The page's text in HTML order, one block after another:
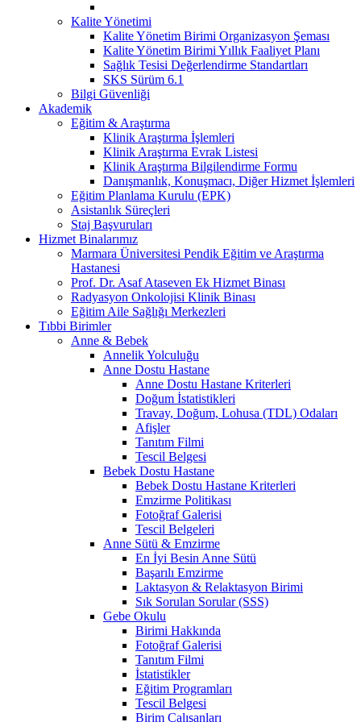
Kalite Yönetimi
Kalite Yönetim Birimi Organizasyon Şeması
Kalite Yönetim Birimi Yıllık Faaliyet Planı
Sağlık Tesisi Değerlendirme Standartları
SKS Sürüm 6.1
Bilgi Güvenliği
Akademik
Eğitim & Araştırma
Klinik Araştırma İşlemleri
Klinik Araştırma Evrak Listesi
Klinik Araştırma Bilgilendirme Formu
Danışmanlık, Konuşmacı, Diğer Hizmet İşlemleri
Eğitim Planlama Kurulu (EPK)
Asistanlık Süreçleri
Staj Başvuruları
Hizmet Binalarımız
Marmara Üniversitesi Pendik Eğitim ve Araştırma
Hastanesi
Prof. Dr. Asaf Ataseven Ek Hizmet Binası
Radyasyon Onkolojisi Klinik Binası
Eğitim Aile Sağlığı Merkezleri
Tıbbi Birimler
Anne & Bebek
Annelik Yolculuğu
Anne Dostu Hastane
Anne Dostu Hastane Kriterleri
Doğum İstatistikleri
Travay, Doğum, Lohusa (TDL) Odaları
Afişler
Tanıtım Filmi
Tescil Belgesi
Bebek Dostu Hastane
Bebek Dostu Hastane Kriterleri
Emzirme Politikası
Fotoğraf Galerisi
Tescil Belgeleri
Anne Sütü & Emzirme
En İyi Besin Anne Sütü
Başarılı Emzirme
Laktasyon & Relaktasyon Birimi
Sık Sorulan Sorular (SSS)
Gebe Okulu
Birimi Hakkında
Fotoğraf Galerisi
Tanıtım Filmi
İstatistikler
Eğitim Programları
Tescil Belgesi
Birim Çalışanları